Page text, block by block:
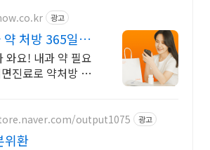
광고
처방 365일
능
와요! 내과 약 필요
진료로 약처방 받
output1075 광고
위환